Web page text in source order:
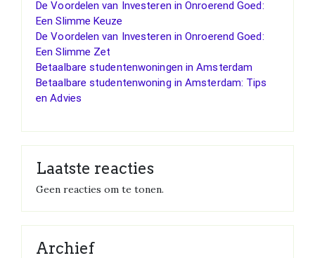
De Voordelen van Investeren in Onroerend Goed:
Een Slimme Keuze
De Voordelen van Investeren in Onroerend Goed:
Een Slimme Zet
Betaalbare studentenwoningen in Amsterdam
Betaalbare studentenwoning in Amsterdam: Tips
en Advies
Laatste reacties
Geen reacties om te tonen.
Archief